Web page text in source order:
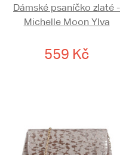
Dámské psaníčko zlaté -
Michelle Moon Ylva
559 Kč